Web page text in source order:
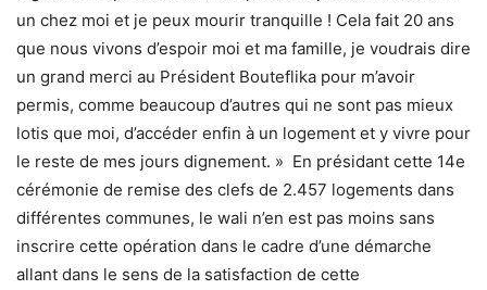
un chez moi et je peux mourir tranquille ! Cela fait 20 ans
que nous vivons d’espoir moi et ma famille, je voudrais dire
un grand merci au Président Bouteflika pour m’avoir
permis, comme beaucoup d’autres qui ne sont pas mieux
lotis que moi, d’accéder enfin à un logement et y vivre pour
le reste de mes jours dignement. » En présidant cette 14e
cérémonie de remise des clefs de 2.457 logements dans
différentes communes, le wali n’en est pas moins sans
inscrire cette opération dans le cadre d’une démarche
allant dans le sens de la satisfaction de cette